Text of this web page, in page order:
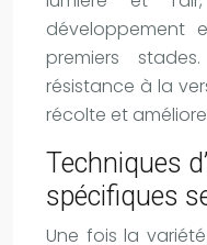
développement
premiers
résistance à la
récolte et
Techniques
spécifiques
Une fois la